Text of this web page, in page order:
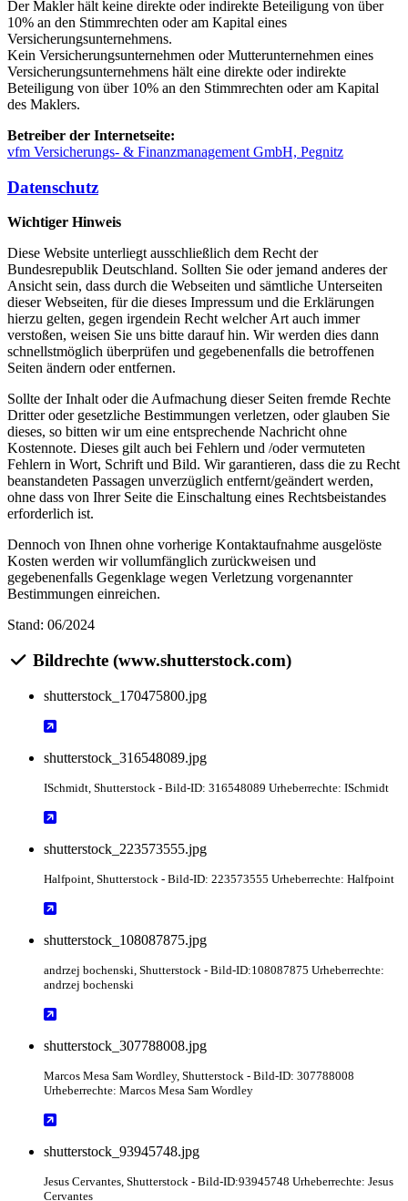
Der Makler hält keine direkte oder indirekte Beteiligung von über
10% an den Stimmrechten oder am Kapital eines
Versicherungsunternehmens.
Kein Versicherungsunternehmen oder Mutterunternehmen eines
Versicherungsunternehmens hält eine direkte oder indirekte
Beteiligung von über 10% an den Stimmrechten oder am Kapital
des Maklers.
Betreiber der Internetseite:
vfm Versicherungs- & Finanzmanagement GmbH, Pegnitz
Datenschutz
Wichtiger Hinweis
Diese Website unterliegt ausschließlich dem Recht der
Bundesrepublik Deutschland. Sollten Sie oder jemand anderes der
Ansicht sein, dass durch die Webseiten und sämtliche Unterseiten
dieser Webseiten, für die dieses Impressum und die Erklärungen
hierzu gelten, gegen irgendein Recht welcher Art auch immer
verstoßen, weisen Sie uns bitte darauf hin. Wir werden dies dann
schnellstmöglich überprüfen und gegebenenfalls die betroffenen
Seiten ändern oder entfernen.
Sollte der Inhalt oder die Aufmachung dieser Seiten fremde Rechte
Dritter oder gesetzliche Bestimmungen verletzen, oder glauben Sie
dieses, so bitten wir um eine entsprechende Nachricht ohne
Kostennote. Dieses gilt auch bei Fehlern und /oder vermuteten
Fehlern in Wort, Schrift und Bild. Wir garantieren, dass die zu Recht
beanstandeten Passagen unverzüglich entfernt/geändert werden,
ohne dass von Ihrer Seite die Einschaltung eines Rechtsbeistandes
erforderlich ist.
Dennoch von Ihnen ohne vorherige Kontaktaufnahme ausgelöste
Kosten werden wir vollumfänglich zurückweisen und
gegebenenfalls Gegenklage wegen Verletzung vorgenannter
Bestimmungen einreichen.
Stand: 06/2024
Bildrechte (www.shutterstock.com)
shutterstock_170475800.jpg
shutterstock_316548089.jpg
ISchmidt , Shutterstock - Bild-ID: 316548089 Urheberrechte: ISchmidt
shutterstock_223573555.jpg
Halfpoint , Shutterstock - Bild-ID: 223573555 Urheberrechte: Halfpoint
shutterstock_108087875.jpg
andrzej bochenski , Shutterstock - Bild-ID:108087875 Urheberrechte:
andrzej bochenski
shutterstock_307788008.jpg
Marcos Mesa Sam Wordley, Shutterstock - Bild-ID: 307788008
Urheberrechte: Marcos Mesa Sam Wordley
shutterstock_93945748.jpg
Jesus Cervantes , Shutterstock - Bild-ID:93945748 Urheberrechte: Jesus
Cervantes